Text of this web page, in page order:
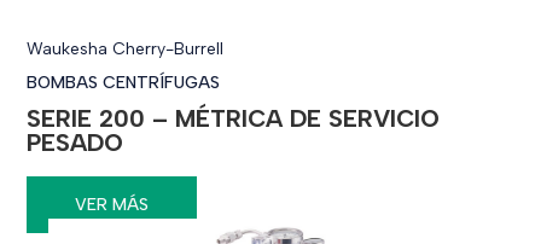
Waukesha Cherry-Burrell
BOMBAS CENTRÍFUGAS
SERIE 200 – MÉTRICA DE SERVICIO
PESADO
VER MÁS